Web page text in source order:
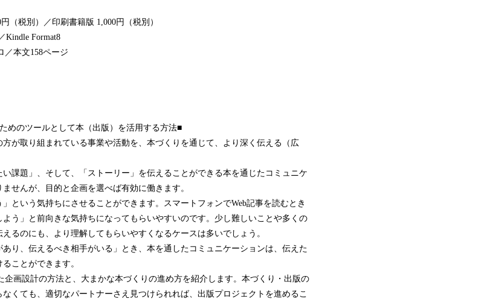
（税別）／印刷書籍版 1,000円（税別）
Kindle Format8
／本文158ページ
めのツールとして本（出版）を活用する方法■
が取り組まれている事業や活動を、本づくりを通じて、より深く伝える（広
い課題」、そして、「ストーリー」を伝えることができる本を通じたコミュニケ
せんが、目的と企画を選べば有効に働きます。
という気持ちにさせることができます。スマートフォンでWeb記事を読むとき
う」と前向きな気持ちになってもらいやすいのです。少し難しいことや多くの
るのにも、より理解してもらいやすくなるケースは多いでしょう。
り、伝えるべき相手がいる」とき、本を通したコミュニケーションは、伝えた
ことができます。
企画設計の方法と、大まかな本づくりの進め方を紹介します。本づくり・出版の
くても、適切なパートナーさえ見つけられれば、出版プロジェクトを進めるこ